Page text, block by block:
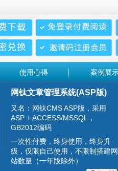
使用心得 案例展
网钛文章管理系统(ASP版)
又名：网钛CMS ASP版，采用
ASP + ACCESS/MSSQL，
GB2012编码
一次性付费，终身使用，终身升
级，仅限自己使用，不限制搭建网
站数量（一年版除外）